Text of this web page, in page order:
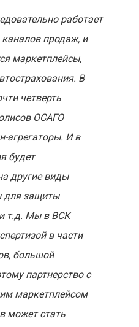
работает
продаж, и
маркетплейсы,
В
четверть
ОСАГО
агрегаторы. И в
будет
другие виды
для защиты
т.д. Мы в ВСК
в части
большой
партнерство с
маркетплейсом
может стать